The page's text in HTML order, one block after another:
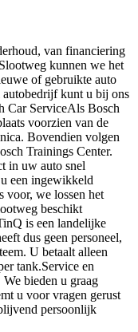
van financiering
kunnen we het
of gebruikte auto
kunt u bij ons
Car ServiceAls Bosch
voorzien van de
Bovendien volgen
Trainings Center.
in uw auto snel
een ingewikkeld
voor, we lossen het
beschikt
is een landelijke
dus geen personeel,
U betaalt alleen
tank.Service en
bieden u graag
u voor vragen gerust
persoonlijk